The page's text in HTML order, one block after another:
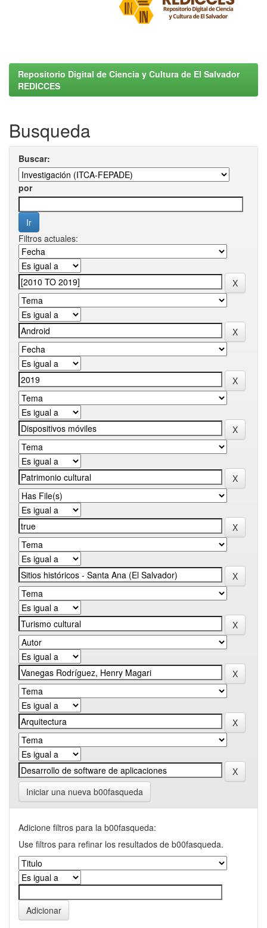
Repositorio Digital de Ciencia y Cultura de El Salvador
REDICCES
Busqueda
Buscar:
por
Filtros actuales:
Iniciar una nueva b00fasqueda
Adicione filtros para la b00fasqueda:
Use filtros para refinar los resultados de b00fasqueda.